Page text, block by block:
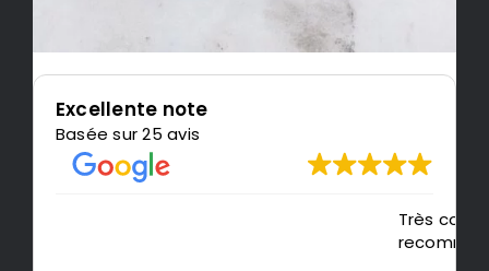
Excellente note
Basée sur 25 avis